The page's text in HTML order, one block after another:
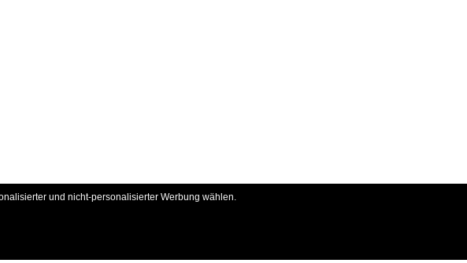
und nicht-personalisierter Werbung wählen.